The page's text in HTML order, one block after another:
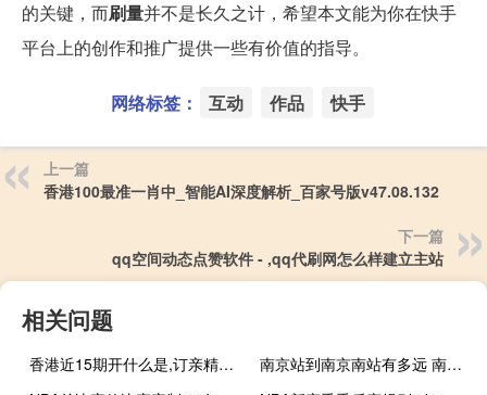
的关键，而刷量并不是长久之计，希望本文能为你在快手
平台上的创作和推广提供一些有价值的指导。
网络标签： 互动 作品 快手
上一篇
香港100最准一肖中_智能AI深度解析_百家号版v47.08.132
下一篇
qq空间动态点赞软件 - ,qq代刷网怎么样建立主站
相关问题
香港近15期开什么是,订亲精选解释落实_战略版8.27.87
南京站到南京南站有多远 南京火车站到南京南站